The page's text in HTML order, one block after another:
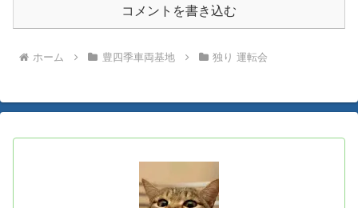
コメントを書き込む
ホーム 豊四季車両基地 独り 運転会